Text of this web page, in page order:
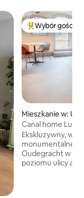
Wybór gości
Mieszkanie w:
Canal home
Oudegracht
Ekskluzywny,
monumentalnej
Oudegracht w
poziomu ulicy